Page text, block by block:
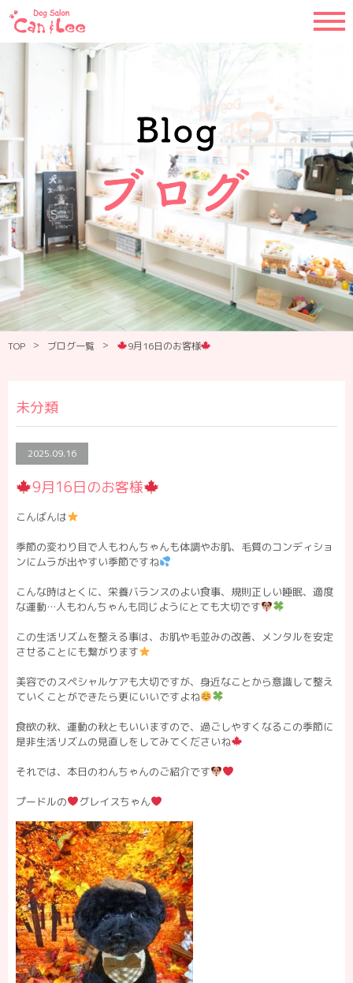
TOP > ブログ一覧 > 9月16日のお客様
未分類
2025.09.16
9月16日のお客様
こんばんは
季節の変わり目で人もわんちゃんも体調やお肌、毛質のコンディショ
ンにムラが出やすい季節ですね
こんな時はとくに、栄養バランスのよい食事、規則正しい睡眠、適度
な運動…人もわんちゃんも同じようにとても大切です
この生活リズムを整える事は、お肌や毛並みの改善、メンタルを安定
させることにも繋がります
美容でのスペシャルケアも大切ですが、身近なことから意識して整え
ていくことができたら更にいいですよね
食欲の秋、運動の秋ともいいますので、過ごしやすくなるこの季節に
是非生活リズムの見直しをしてみてくださいね
それでは、本日のわんちゃんのご紹介です
プードルの グレイスちゃん